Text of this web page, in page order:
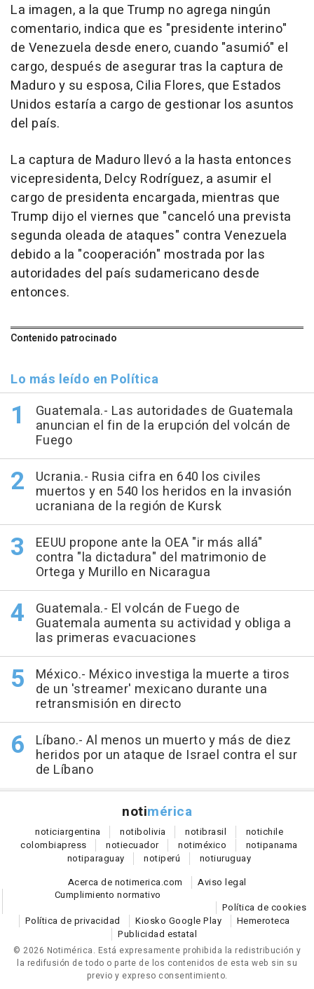
La imagen, a la que Trump no agrega ningún
comentario, indica que es "presidente interino"
de Venezuela desde enero, cuando "asumió" el
cargo, después de asegurar tras la captura de
Maduro y su esposa, Cilia Flores, que Estados
Unidos estaría a cargo de gestionar los asuntos
del país.
La captura de Maduro llevó a la hasta entonces
vicepresidenta, Delcy Rodríguez, a asumir el
cargo de presidenta encargada, mientras que
Trump dijo el viernes que "canceló una prevista
segunda oleada de ataques" contra Venezuela
debido a la "cooperación" mostrada por las
autoridades del país sudamericano desde
entonces.
Contenido patrocinado
Lo más leído en Política
Guatemala.- Las autoridades de Guatemala
anuncian el fin de la erupción del volcán de
Fuego
Ucrania.- Rusia cifra en 640 los civiles
muertos y en 540 los heridos en la invasión
ucraniana de la región de Kursk
EEUU propone ante la OEA "ir más allá"
contra "la dictadura" del matrimonio de
Ortega y Murillo en Nicaragua
Guatemala.- El volcán de Fuego de
Guatemala aumenta su actividad y obliga a
las primeras evacuaciones
México.- México investiga la muerte a tiros
de un 'streamer' mexicano durante una
retransmisión en directo
Líbano.- Al menos un muerto y más de diez
heridos por un ataque de Israel contra el sur
de Líbano
notimérica
noticiargentina notibolivia notibrasil notichile
colombiapress notiecuador notiméxico notipanama
notiparaguay notiperú notiuruguay
Acerca de notimerica.com
Aviso legal
Cumplimiento normativo
Política de cookies
Política de privacidad
Kiosko Google Play
Hemeroteca
Publicidad estatal
© 2026 Notimérica. Está expresamente prohibida la redistribución y
la redifusión de todo o parte de los contenidos de esta web sin su
previo y expreso consentimiento.